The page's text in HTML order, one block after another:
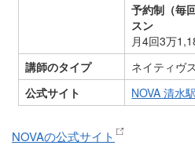
予約制（毎
スン
月4回3万
講師のタイプ
ネイティヴ
公式サイト
NOVA 清水
NOVAの公式サイト